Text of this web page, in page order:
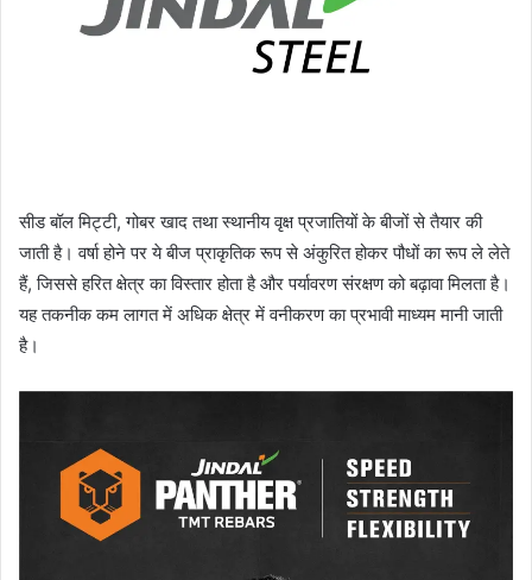
सीड बॉल मिट्टी, गोबर खाद तथा स्थानीय वृक्ष प्रजातियों के बीजों से तैयार की
जाती है। वर्षा होने पर ये बीज प्राकृतिक रूप से अंकुरित होकर पौधों का रूप ले लेते
हैं, जिससे हरित क्षेत्र का विस्तार होता है और पर्यावरण संरक्षण को बढ़ावा मिलता है।
यह तकनीक कम लागत में अधिक क्षेत्र में वनीकरण का प्रभावी माध्यम मानी जाती
है।